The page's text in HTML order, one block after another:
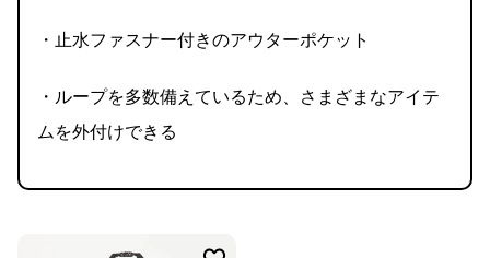
・止水ファスナー付きのアウターポケット
・ループを多数備えているため、さまざまなアイテ
ムを外付けできる